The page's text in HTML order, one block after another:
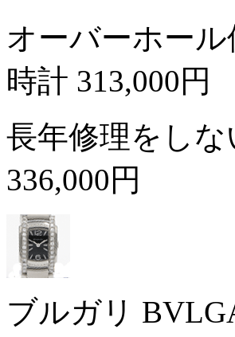
オーバーホー
時計 313,000円
長年修理をし
336,000円
ブルガリ